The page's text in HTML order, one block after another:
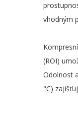
vhodným
(ROI)
Odolnost
°C)